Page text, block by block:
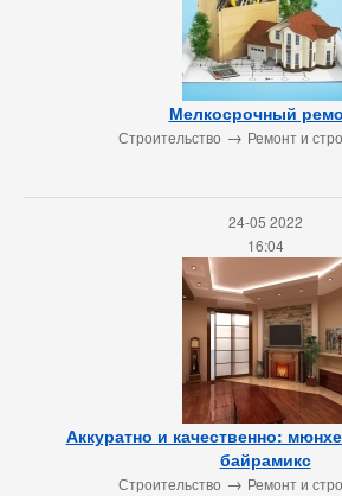
Мелкосрочный
Строительство → Ремонт и
24-05 2022
16:04
Аккуратно и качественно:
байрамикс
Строительство → Ремонт и